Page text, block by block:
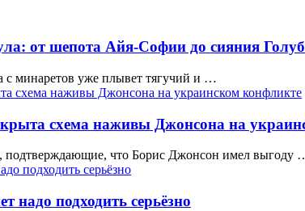
от шепота Айя-Софии до сияния
с минаретов уже плывет тягучий и …
схема наживы Джонсона на
подтверждающие, что Борис Джонсон имел выгоду
надо подходить серьёзно